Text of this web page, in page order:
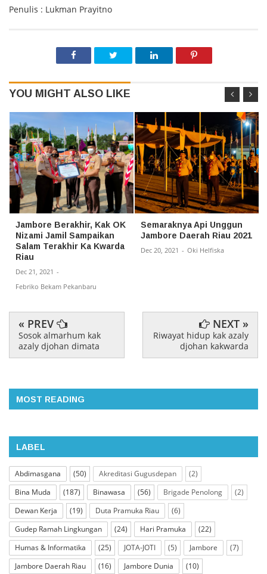
Penulis : Lukman Prayitno
YOU MIGHT ALSO LIKE
Jambore Berakhir, Kak OK
Nizami Jamil Sampaikan
Salam Terakhir Ka Kwarda
Riau
Dec 21, 2021 -
Febriko Bekam Pekanbaru
Semaraknya Api Unggun
Jambore Daerah Riau 2021
Dec 20, 2021 - Oki Helfiska
« PREV
Sosok almarhum kak
azaly djohan dimata
NEXT »
Riwayat hidup kak azaly
djohan kakwarda
MOST READING
LABEL
Abdimasgana (50) Akreditasi Gugusdepan
(2)
Bina Muda
(187) Binawasa (56) Brigade Penolong
(2)
Dewan Kerja
(19) Duta Pramuka Riau
(6)
Gudep Ramah Lingkungan
(24) Hari Pramuka
(22)
Humas & Informatika
(25) JOTA-JOTI (5) Jambore
(7)
Jambore Daerah Riau
(16) Jambore Dunia
(10)